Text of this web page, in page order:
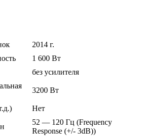
2014 г.
1 600 Вт
без усилителя
3200 Вт
Нет
52 — 120 Гц (Frequency
Response (+/- 3dB))